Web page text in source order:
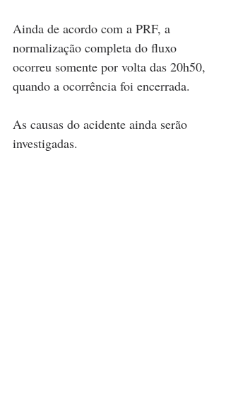
Ainda de acordo com a PRF, a
normalização completa do fluxo
ocorreu somente por volta das 20h50,
quando a ocorrência foi encerrada.
As causas do acidente ainda serão
investigadas.